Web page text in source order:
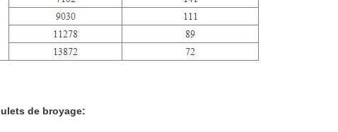
de broyage: